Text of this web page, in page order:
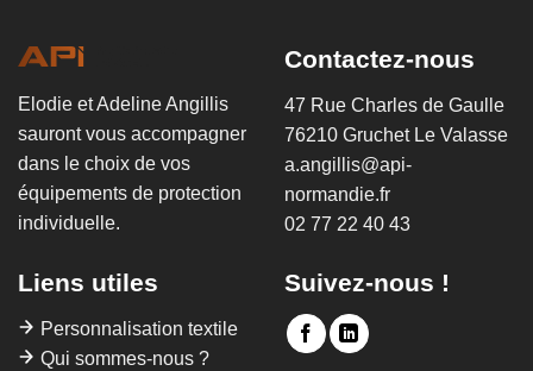
Elodie et Adeline Angillis
sauront vous accompagner
dans le choix de vos
équipements de protection
individuelle.
Contactez-nous
47 Rue Charles de Gaulle
76210 Gruchet Le Valasse
a.angillis@api-
normandie.fr
02 77 22 40 43
Liens utiles
Personnalisation textile
Qui sommes-nous ?
Suivez-nous !